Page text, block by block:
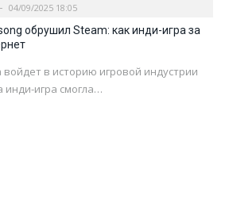
04/09/2025 18:05
обрушил Steam: как инди-игра за
войдет в историю игровой индустрии
инди-игра смогла…